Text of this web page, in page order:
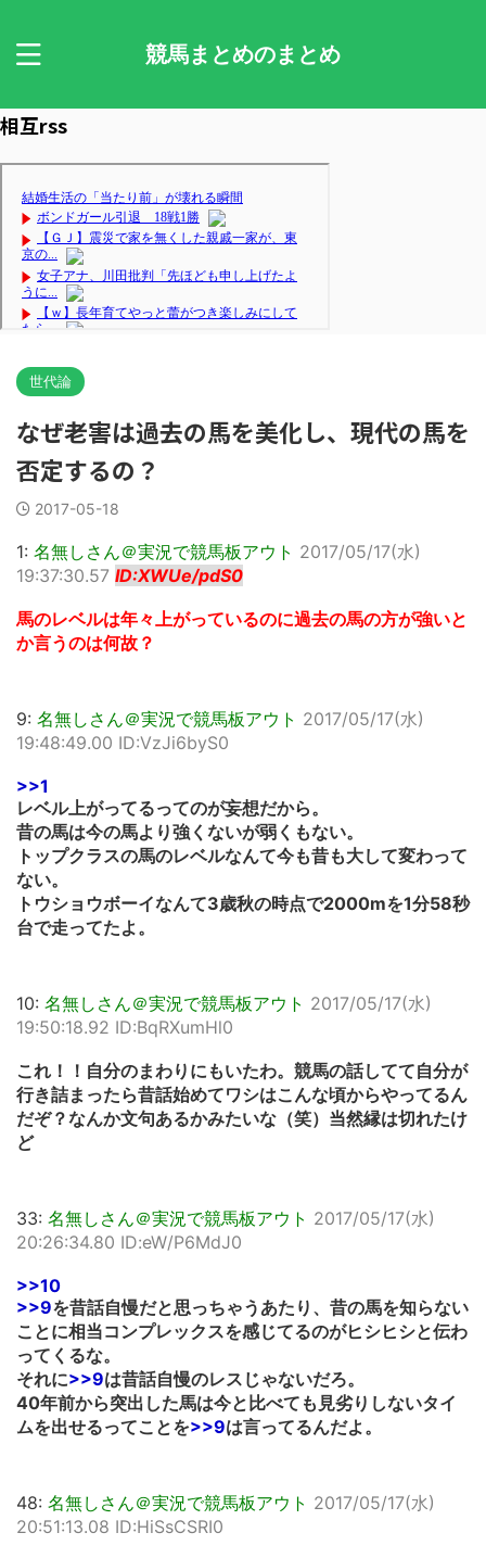
競馬まとめのまとめ
相互rss
世代論
なぜ老害は過去の馬を美化し、現代の馬を
否定するの？
2017-05-18
1: 名無しさん＠実況で競馬板アウト 2017/05/17(水)
19:37:30.57 ID:XWUe/pdS0
馬のレベルは年々上がっているのに過去の馬の方が強いと
か言うのは何故？
9: 名無しさん＠実況で競馬板アウト 2017/05/17(水)
19:48:49.00 ID:VzJi6byS0
>>1
レベル上がってるってのが妄想だから。
昔の馬は今の馬より強くないが弱くもない。
トップクラスの馬のレベルなんて今も昔も大して変わって
ない。
トウショウボーイなんて3歳秋の時点で2000mを1分58秒
台で走ってたよ。
10: 名無しさん＠実況で競馬板アウト 2017/05/17(水)
19:50:18.92 ID:BqRXumHl0
これ！！自分のまわりにもいたわ。競馬の話してて自分が
行き詰まったら昔話始めてワシはこんな頃からやってるん
だぞ？なんか文句あるかみたいな（笑）当然縁は切れたけ
ど
33: 名無しさん＠実況で競馬板アウト 2017/05/17(水)
20:26:34.80 ID:eW/P6MdJ0
>>10
>>9を昔話自慢だと思っちゃうあたり、昔の馬を知らない
ことに相当コンプレックスを感じてるのがヒシヒシと伝わ
ってくるな。
それに>>9は昔話自慢のレスじゃないだろ。
40年前から突出した馬は今と比べても見劣りしないタイ
ムを出せるってことを>>9は言ってるんだよ。
48: 名無しさん＠実況で競馬板アウト 2017/05/17(水)
20:51:13.08 ID:HiSsCSRI0